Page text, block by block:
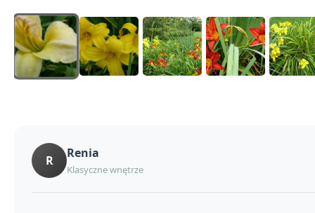
R Renia
Klasyczne wnętrze